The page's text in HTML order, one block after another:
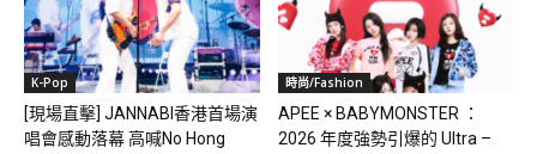
K-Pop
[現場直擊] JANNABI香港首場演
唱會感動落幕 高喊No Hong
時尚/Fashion
APEE × BABYMONSTER ：
2026 年度強勢引爆的 Ultra –